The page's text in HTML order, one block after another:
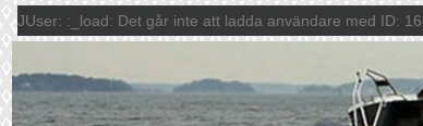
JUser: :_load: Det går inte att ladda användare med ID: